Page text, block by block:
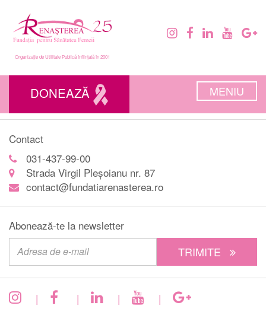
Organizație de Utilitate Publică înființată în 2001
DONEAZĂ MENIU
Contact
031-437-99-00
Strada Virgil Pleșoianu nr. 87
contact@fundatiarenasterea.ro
Abonează-te la newsletter
TRIMITE
| | |
|